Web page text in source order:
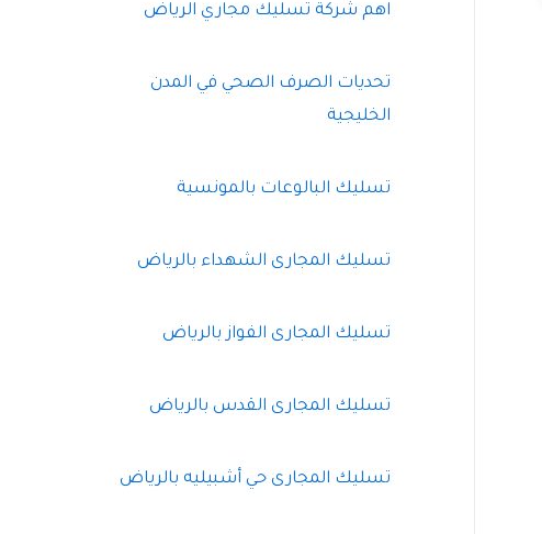
اهم شركة تسليك مجاري الرياض
تحديات الصرف الصحي في المدن
الخليجية
تسليك البالوعات بالمونسية
تسليك المجارى الشهداء بالرياض
تسليك المجارى الفواز بالرياض
تسليك المجارى القدس بالرياض
تسليك المجارى حي أشبيليه بالرياض